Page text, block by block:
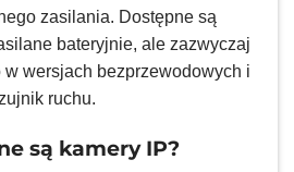
zasilania. Dostępne są
bateryjnie, ale zazwyczaj
wersjach bezprzewodowych i
ruchu.
są kamery IP?